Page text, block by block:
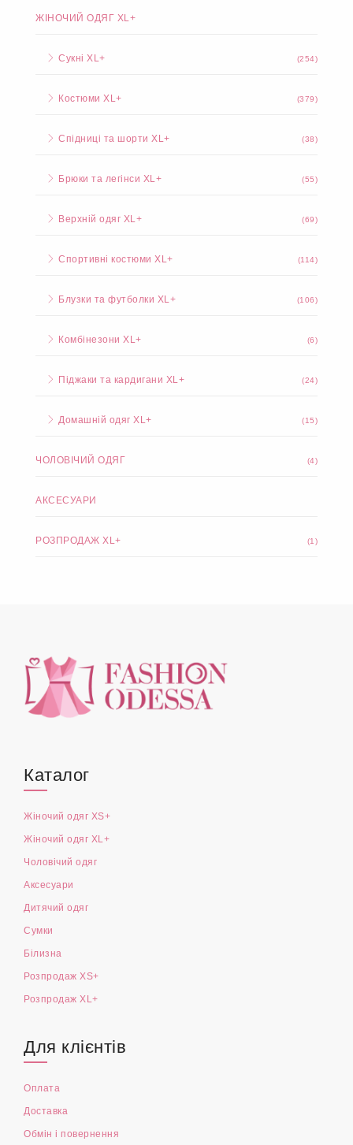
ЖІНОЧИЙ ОДЯГ XL+
Сукні XL+ (254)
Костюми XL+ (379)
Спідниці та шорти XL+ (38)
Брюки та легінси XL+ (55)
Верхній одяг XL+ (69)
Спортивні костюми XL+ (114)
Блузки та футболки XL+ (106)
Комбінезони XL+ (6)
Піджаки та кардигани XL+ (24)
Домашній одяг XL+ (15)
ЧОЛОВІЧИЙ ОДЯГ (4)
АКСЕСУАРИ
РОЗПРОДАЖ XL+ (1)
Каталог
Жіночий одяг XS+
Жіночий одяг XL+
Чоловічий одяг
Аксесуари
Дитячий одяг
Сумки
Білизна
Розпродаж XS+
Розпродаж XL+
Для клієнтів
Оплата
Доставка
Обмін і повернення